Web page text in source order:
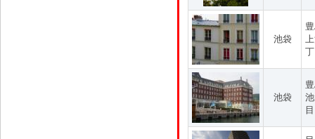
池袋
池袋